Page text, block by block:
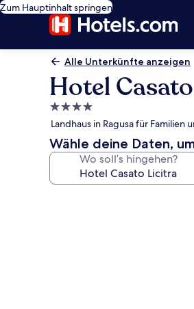
Zum Hauptinhalt springen
Alle Unterkünfte anzeigen
Hotel
4.0-
Sterne-
Unterkunft
Landhaus in Ragusa für Familien
Wähle deine Daten,
Wo soll’s hingehen?